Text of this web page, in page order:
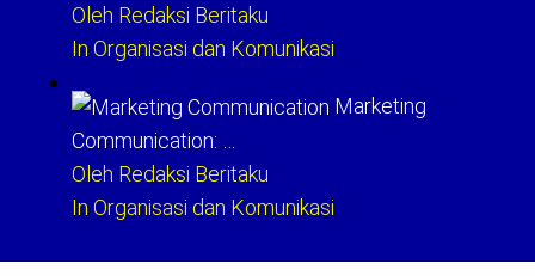
Oleh Redaksi Beritaku
In Organisasi dan Komunikasi
Marketing
Communication: …
Oleh Redaksi Beritaku
In Organisasi dan Komunikasi